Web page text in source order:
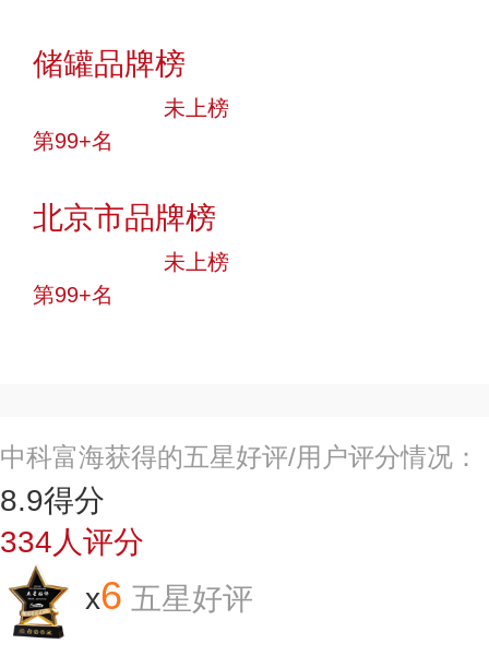
储罐品牌榜
未上榜
第99+名
北京市品牌榜
未上榜
第99+名
中科富海获得的五星好评/用户评分情况：
8.9得分
334人评分
x6 五星好评